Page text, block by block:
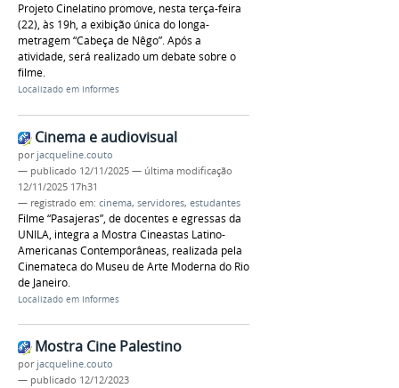
Projeto Cinelatino promove, nesta terça-feira
(22), às 19h, a exibição única do longa-
metragem “Cabeça de Nêgo”. Após a
atividade, será realizado um debate sobre o
filme.
Localizado em Informes
Cinema e audiovisual
por jacqueline.couto
— publicado 12/11/2025 — última modificação
12/11/2025 17h31
— registrado em: cinema, servidores, estudantes
Filme “Pasajeras”, de docentes e egressas da
UNILA, integra a Mostra Cineastas Latino-
Americanas Contemporâneas, realizada pela
Cinemateca do Museu de Arte Moderna do Rio
de Janeiro.
Localizado em Informes
Mostra Cine Palestino
por jacqueline.couto
— publicado 12/12/2023